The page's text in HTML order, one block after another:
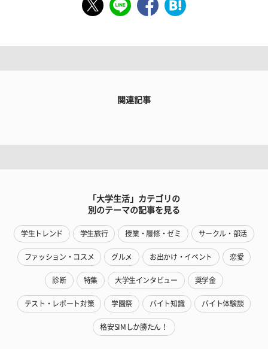
関連記事
「大学生活」カテゴリの
別のテーマの記事を見る
学生トレンド 学生旅行 授業・履修・ゼミ サークル・部活
ファッション・コスメ グルメ お出かけ・イベント 恋愛
診断 特集 大学生インタビュー 奨学金
テスト・レポート対策 学園祭 バイト知識 バイト体験談
格安SIMしか勝たん！